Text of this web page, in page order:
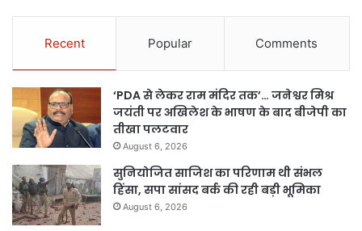
Recent Popular Comments
‘PDA से लेकर राम मंदिर तक’… जनेश्वर मिश्र
जयंती पर अखिलेश के भाषण के बाद बीजेपी का
तीखा पलटवार
August 6, 2026
सुनियोजित साजिश का परिणाम थी संभल
हिंसा, सपा सांसद बर्क की रही बड़ी भूमिका
August 6, 2026